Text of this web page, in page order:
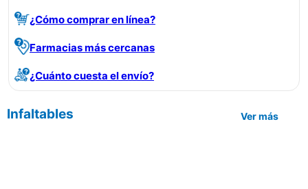
¿Cómo comprar en línea?
Farmacias más cercanas
¿Cuánto cuesta el envío?
Infaltables Ver más